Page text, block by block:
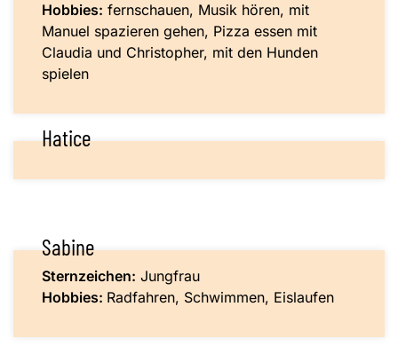
Hobbies: fernschauen, Musik hören, mit
Manuel spazieren gehen, Pizza essen mit
Claudia und Christopher, mit den Hunden
spielen
Hatice
Sabine
Sternzeichen: Jungfrau
Hobbies: Radfahren, Schwimmen, Eislaufen